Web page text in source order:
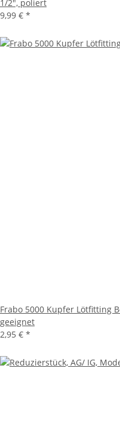
1/2", poliert
9,99 € *
Frabo 5000 Kupfer Lötfitting
geeignet
2,95 € *